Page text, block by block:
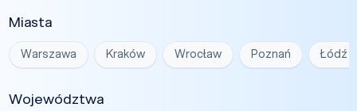
Miasta
Warszawa Kraków Wrocław Poznań Łódź
Województwa